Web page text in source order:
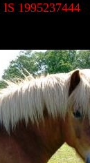
IS 1995237444